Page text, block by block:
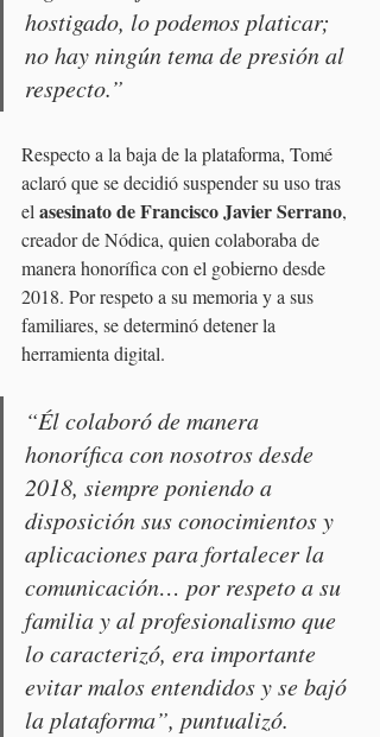
hostigado, lo podemos platicar;
no hay ningún tema de presión al
respecto.”
Respecto a la baja de la plataforma, Tomé
aclaró que se decidió suspender su uso tras
el asesinato de Francisco Javier Serrano,
creador de Nódica, quien colaboraba de
manera honorífica con el gobierno desde
2018. Por respeto a su memoria y a sus
familiares, se determinó detener la
herramienta digital.
“Él colaboró de manera
honorífica con nosotros desde
2018, siempre poniendo a
disposición sus conocimientos y
aplicaciones para fortalecer la
comunicación… por respeto a su
familia y al profesionalismo que
lo caracterizó, era importante
evitar malos entendidos y se bajó
la plataforma”, puntualizó.